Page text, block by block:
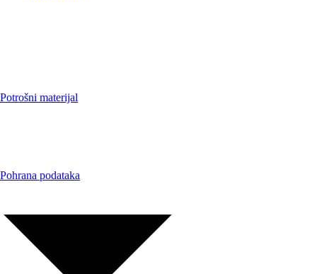
Potrošni materijal
Pohrana podataka